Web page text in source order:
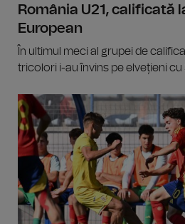
România U21, calificată
European
În ultimul meci al grupei de
tricolori i-au învins pe elvețieni cu